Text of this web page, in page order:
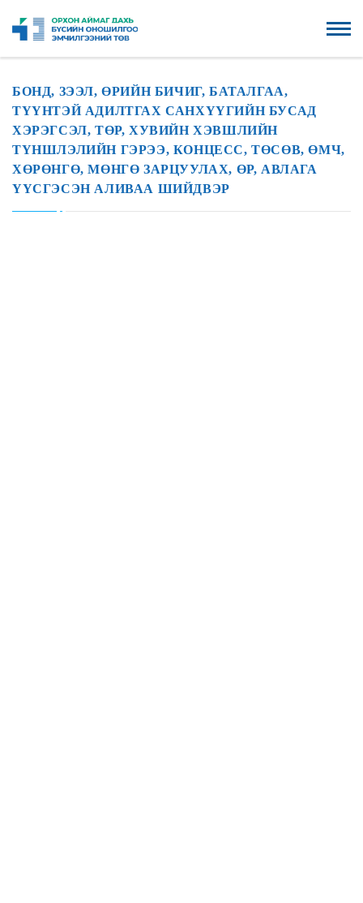
БОНД, ЗЭЭЛ, ӨРИЙН БИЧИГ, БАТАЛГАА,
ТҮҮНТЭЙ АДИЛТГАХ САНХҮҮГИЙН БУСАД
ХЭРЭГСЭЛ, ТӨР, ХУВИЙН ХЭВШЛИЙН
ТҮНШЛЭЛИЙН ГЭРЭЭ, КОНЦЕСС, ТӨСӨВ, ӨМЧ,
ХӨРӨНГӨ, МӨНГӨ ЗАРЦУУЛАХ, ӨР, АВЛАГА
ҮҮСГЭСЭН АЛИВАА ШИЙДВЭР